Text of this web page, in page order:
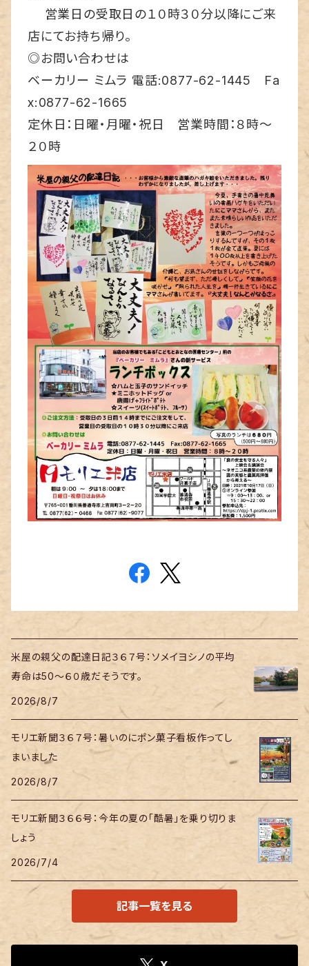
営業日の受取日の１０時３０分以降にご来
店にてお持ち帰り。
◎お問い合わせは
ベーカリー ミムラ 電話:0877-62-1445 Fa
x:0877-62-1665
定休日：日曜・月曜・祝日 営業時間：８時～
２０時
米屋の親父の配達日記３６７号：ソメイヨシノの平均
寿命は50～６０歳だそうです。
2026/8/7
モリエ新聞３６７号：暑いのにポン菓子看板作ってし
まいました
2026/8/7
モリエ新聞３６６号：今年の夏の「酷暑」を乗り切りま
しょう
2026/7/4
記事一覧を見る